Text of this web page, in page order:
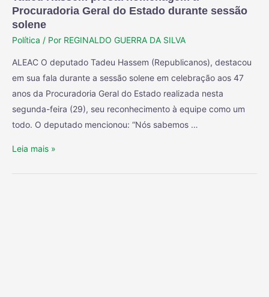
Procuradoria Geral do Estado durante sessão
solene
Política / Por REGINALDO GUERRA DA SILVA
ALEAC O deputado Tadeu Hassem (Republicanos), destacou
em sua fala durante a sessão solene em celebração aos 47
anos da Procuradoria Geral do Estado realizada nesta
segunda-feira (29), seu reconhecimento à equipe como um
todo. O deputado mencionou: “Nós sabemos …
Leia mais »